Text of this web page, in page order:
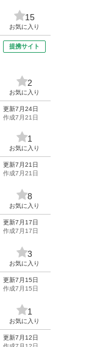
15
お気に入り
提携サイト
2
お気に入り
更新7月24日
作成7月21日
1
お気に入り
更新7月21日
作成7月21日
8
お気に入り
更新7月17日
作成7月17日
3
お気に入り
更新7月15日
作成7月15日
1
お気に入り
更新7月12日